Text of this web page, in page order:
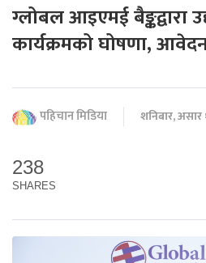
ग्लोबल आइएमई बैङ्कद्वारा
कार्यक्रमको घोषणा,
पहिचान मिडिया शनिबार, असार
238
SHARES